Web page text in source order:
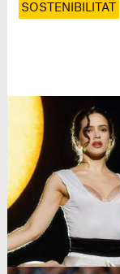
SOSTENIBILITAT